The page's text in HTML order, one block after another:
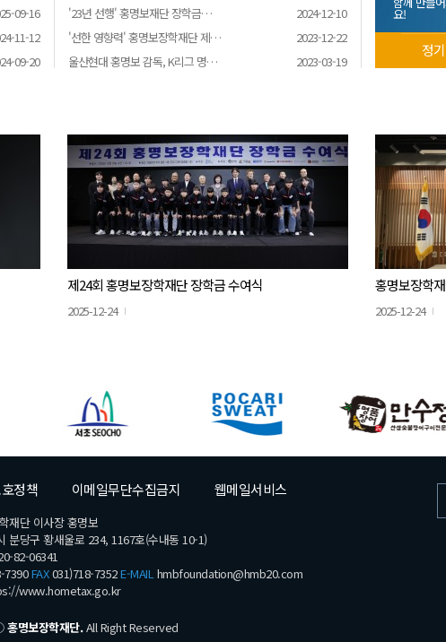
09-16
11-12
09-20
'23년 선행' 홍명보재단 장학금…
2024-12-10
'선한 영향력' 홍명보장학재단 제…
2023-12-22
울산현대 홍명보 감독, K리그 명…
2023-03-19
요!
정
제24회 홍명보장학재단 장학금 수여식
2025-12-24
홍명보장학
2025-12-24
정책 이메일무단수집금지 웹메일서비스
재단 이사장 홍명보
분당구 황새울로 234, 1167호(수내동 10-1)
82-06341
7390FAX031)718-7352E-MAILhmbfoundation@hmb20.com
www.hometax.go.kr
홍명보장학재단.All Right Reserved